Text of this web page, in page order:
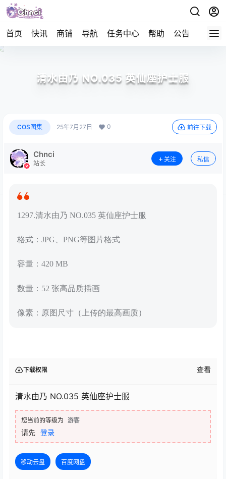
首页 快讯 商铺 导航 任务中心 帮助 公告 APP下
清水由乃 NO.035 英仙座护士服
COS图集 25年7月27日 0 前往下载
Chnci
站长
关注 私信
1297.清水由乃 NO.035 英仙座护士服
格式：JPG、PNG等图片格式
容量：420 MB
数量：52 张高品质插画
像素：原图尺寸（上传的最高画质）
下载权限 查看
清水由乃 NO.035 英仙座护士服
您当前的等级为 游客
请先 登录
移动云盘 百度网盘